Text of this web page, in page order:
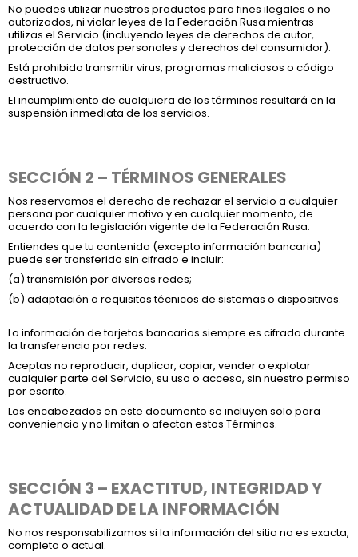
No puedes utilizar nuestros productos para fines ilegales o no
autorizados, ni violar leyes de la Federación Rusa mientras
utilizas el Servicio (incluyendo leyes de derechos de autor,
protección de datos personales y derechos del consumidor).
Está prohibido transmitir virus, programas maliciosos o código
destructivo.
El incumplimiento de cualquiera de los términos resultará en la
suspensión inmediata de los servicios.
SECCIÓN 2 – TÉRMINOS GENERALES
Nos reservamos el derecho de rechazar el servicio a cualquier
persona por cualquier motivo y en cualquier momento, de
acuerdo con la legislación vigente de la Federación Rusa.
Entiendes que tu contenido (excepto información bancaria)
puede ser transferido sin cifrado e incluir:
(a) transmisión por diversas redes;
(b) adaptación a requisitos técnicos de sistemas o dispositivos.
La información de tarjetas bancarias siempre es cifrada durante
la transferencia por redes.
Aceptas no reproducir, duplicar, copiar, vender o explotar
cualquier parte del Servicio, su uso o acceso, sin nuestro permiso
por escrito.
Los encabezados en este documento se incluyen solo para
conveniencia y no limitan o afectan estos Términos.
SECCIÓN 3 – EXACTITUD, INTEGRIDAD Y
ACTUALIDAD DE LA INFORMACIÓN
No nos responsabilizamos si la información del sitio no es exacta,
completa o actual.